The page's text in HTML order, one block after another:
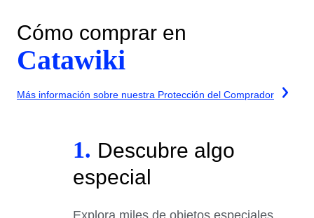
Cómo comprar en
Catawiki
Más información sobre nuestra Protección del Comprador
1. Descubre algo
especial
Explora miles de objetos especiales